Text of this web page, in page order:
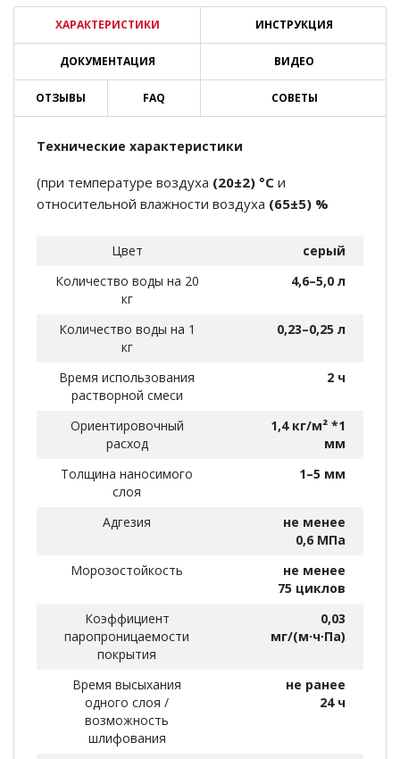
ХАРАКТЕРИСТИКИ ИНСТРУКЦИЯ
ДОКУМЕНТАЦИЯ ВИДЕО
ОТЗЫВЫ FAQ СОВЕТЫ
Технические характеристики
(при температуре воздуха (20±2) °С и
относительной влажности воздуха (65±5) %
Цвет
серый
Количество воды на 20
кг
4,6–5,0 л
Количество воды на 1
кг
0,23–0,25 л
Время использования
растворной смеси
2 ч
Ориентировочный
расход
1,4 кг/м² *1
мм
Толщина наносимого
слоя
1–5 мм
Адгезия
не менее
0,6 МПа
Морозостойкость
не менее
75 циклов
Коэффициент
паропроницаемости
покрытия
0,03
мг/(м∙ч∙Па)
Время высыхания
одного слоя /
возможность
шлифования
не ранее
24 ч